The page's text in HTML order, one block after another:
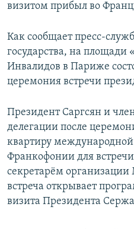
визитом прибыл во
Как сообщает пресс-
государства, на площади
Инвалидов в Париже
церемония встречи
Президент Саргсян и
делегации после
квартиру
Франкофонии для
секретарём
встреча открывает
визита Президента